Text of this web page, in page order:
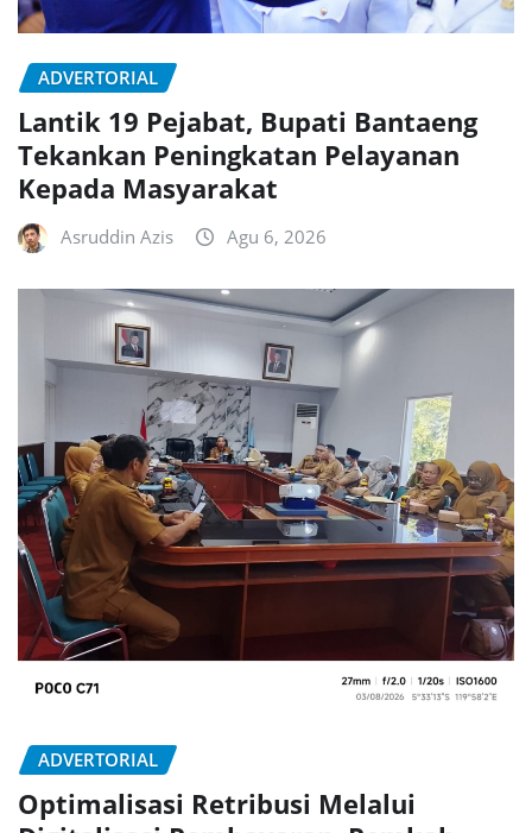
ADVERTORIAL
Lantik 19 Pejabat, Bupati Bantaeng
Tekankan Peningkatan Pelayanan
Kepada Masyarakat
Asruddin Azis Agu 6, 2026
ADVERTORIAL
Optimalisasi Retribusi Melalui